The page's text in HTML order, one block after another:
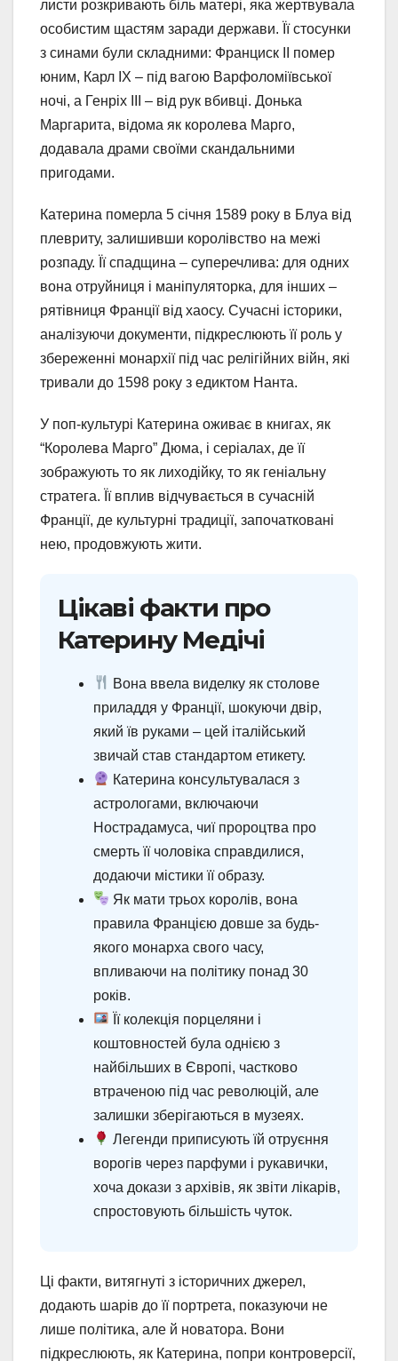
листи розкривають біль матері, яка жертвувала
особистим щастям заради держави. Її стосунки
з синами були складними: Франциск II помер
юним, Карл IX – під вагою Варфоломіївської
ночі, а Генріх III – від рук вбивці. Донька
Маргарита, відома як королева Марго,
додавала драми своїми скандальними
пригодами.
Катерина померла 5 січня 1589 року в Блуа від
плевриту, залишивши королівство на межі
розпаду. Її спадщина – суперечлива: для одних
вона отруйниця і маніпуляторка, для інших –
рятівниця Франції від хаосу. Сучасні історики,
аналізуючи документи, підкреслюють її роль у
збереженні монархії під час релігійних війн, які
тривали до 1598 року з едиктом Нанта.
У поп-культурі Катерина оживає в книгах, як
“Королева Марго” Дюма, і серіалах, де її
зображують то як лиходійку, то як геніальну
стратега. Її вплив відчувається в сучасній
Франції, де культурні традиції, започатковані
нею, продовжують жити.
Цікаві факти про
Катерину Медічі
Вона ввела виделку як столове
приладдя у Франції, шокуючи двір,
який їв руками – цей італійський
звичай став стандартом етикету.
Катерина консультувалася з
астрологами, включаючи
Нострадамуса, чиї пророцтва про
смерть її чоловіка справдилися,
додаючи містики її образу.
Як мати трьох королів, вона
правила Францією довше за будь-
якого монарха свого часу,
впливаючи на політику понад 30
років.
Її колекція порцеляни і
коштовностей була однією з
найбільших в Європі, частково
втраченою під час революцій, але
залишки зберігаються в музеях.
Легенди приписують їй отруєння
ворогів через парфуми і рукавички,
хоча докази з архівів, як звіти лікарів,
спростовують більшість чуток.
Ці факти, витягнуті з історичних джерел,
додають шарів до її портрета, показуючи не
лише політика, але й новатора. Вони
підкреслюють, як Катерина, попри контроверсії,